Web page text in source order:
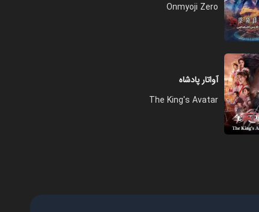
Onmyoji Zero
آواتار پادشاه
The King's Avatar